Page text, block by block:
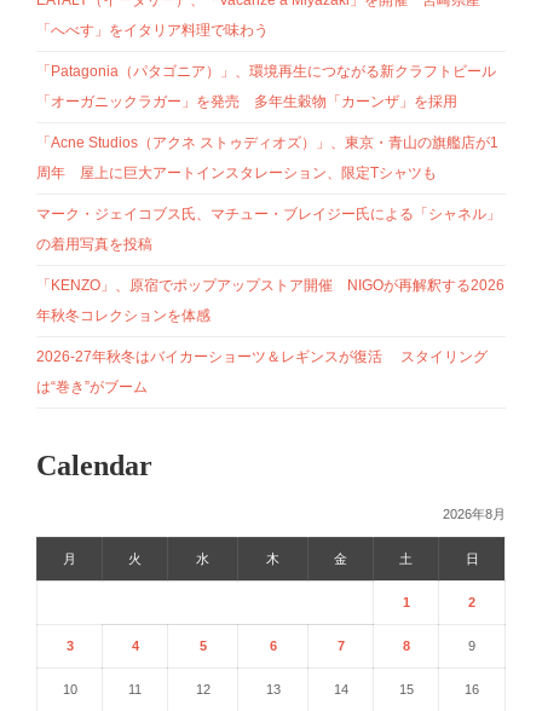
「へべす」をイタリア料理で味わう
「Patagonia（パタゴニア）」、環境再生につながる新クラフトビール
「オーガニックラガー」を発売 多年生穀物「カーンザ」を採用
「Acne Studios（アクネ ストゥディオズ）」、東京・青山の旗艦店が1
周年 屋上に巨大アートインスタレーション、限定Tシャツも
マーク・ジェイコブス氏、マチュー・ブレイジー氏による「シャネル」
の着用写真を投稿
「KENZO」、原宿でポップアップストア開催 NIGOが再解釈する2026
年秋冬コレクションを体感
2026-27年秋冬はバイカーショーツ＆レギンスが復活 スタイリング
は“巻き”がブーム
Calendar
2026年8月
月 火 水 木 金 土 日
1 2
3 4 5 6 7 8 9
10 11 12 13 14 15 16